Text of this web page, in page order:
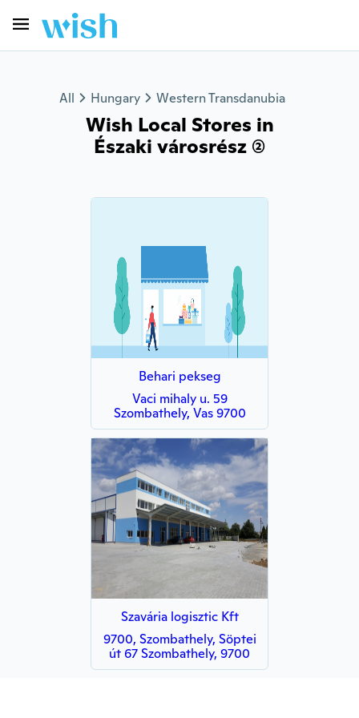
All Hungary Western Transdanubia
Wish Local Stores in
Északi városrész (2)
Behari pekseg
Vaci mihaly u. 59
Szombathely, Vas 9700
Szavária logisztic Kft
9700, Szombathely, Söptei
út 67 Szombathely, 9700